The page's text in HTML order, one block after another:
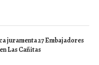
juramenta 27 Embajadores
Las Cañitas